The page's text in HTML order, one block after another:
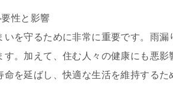
性と影響
いを守るために非常に重要です。雨
す。加えて、住む人々の健康にも悪
命を延ばし、快適な生活を維持するた